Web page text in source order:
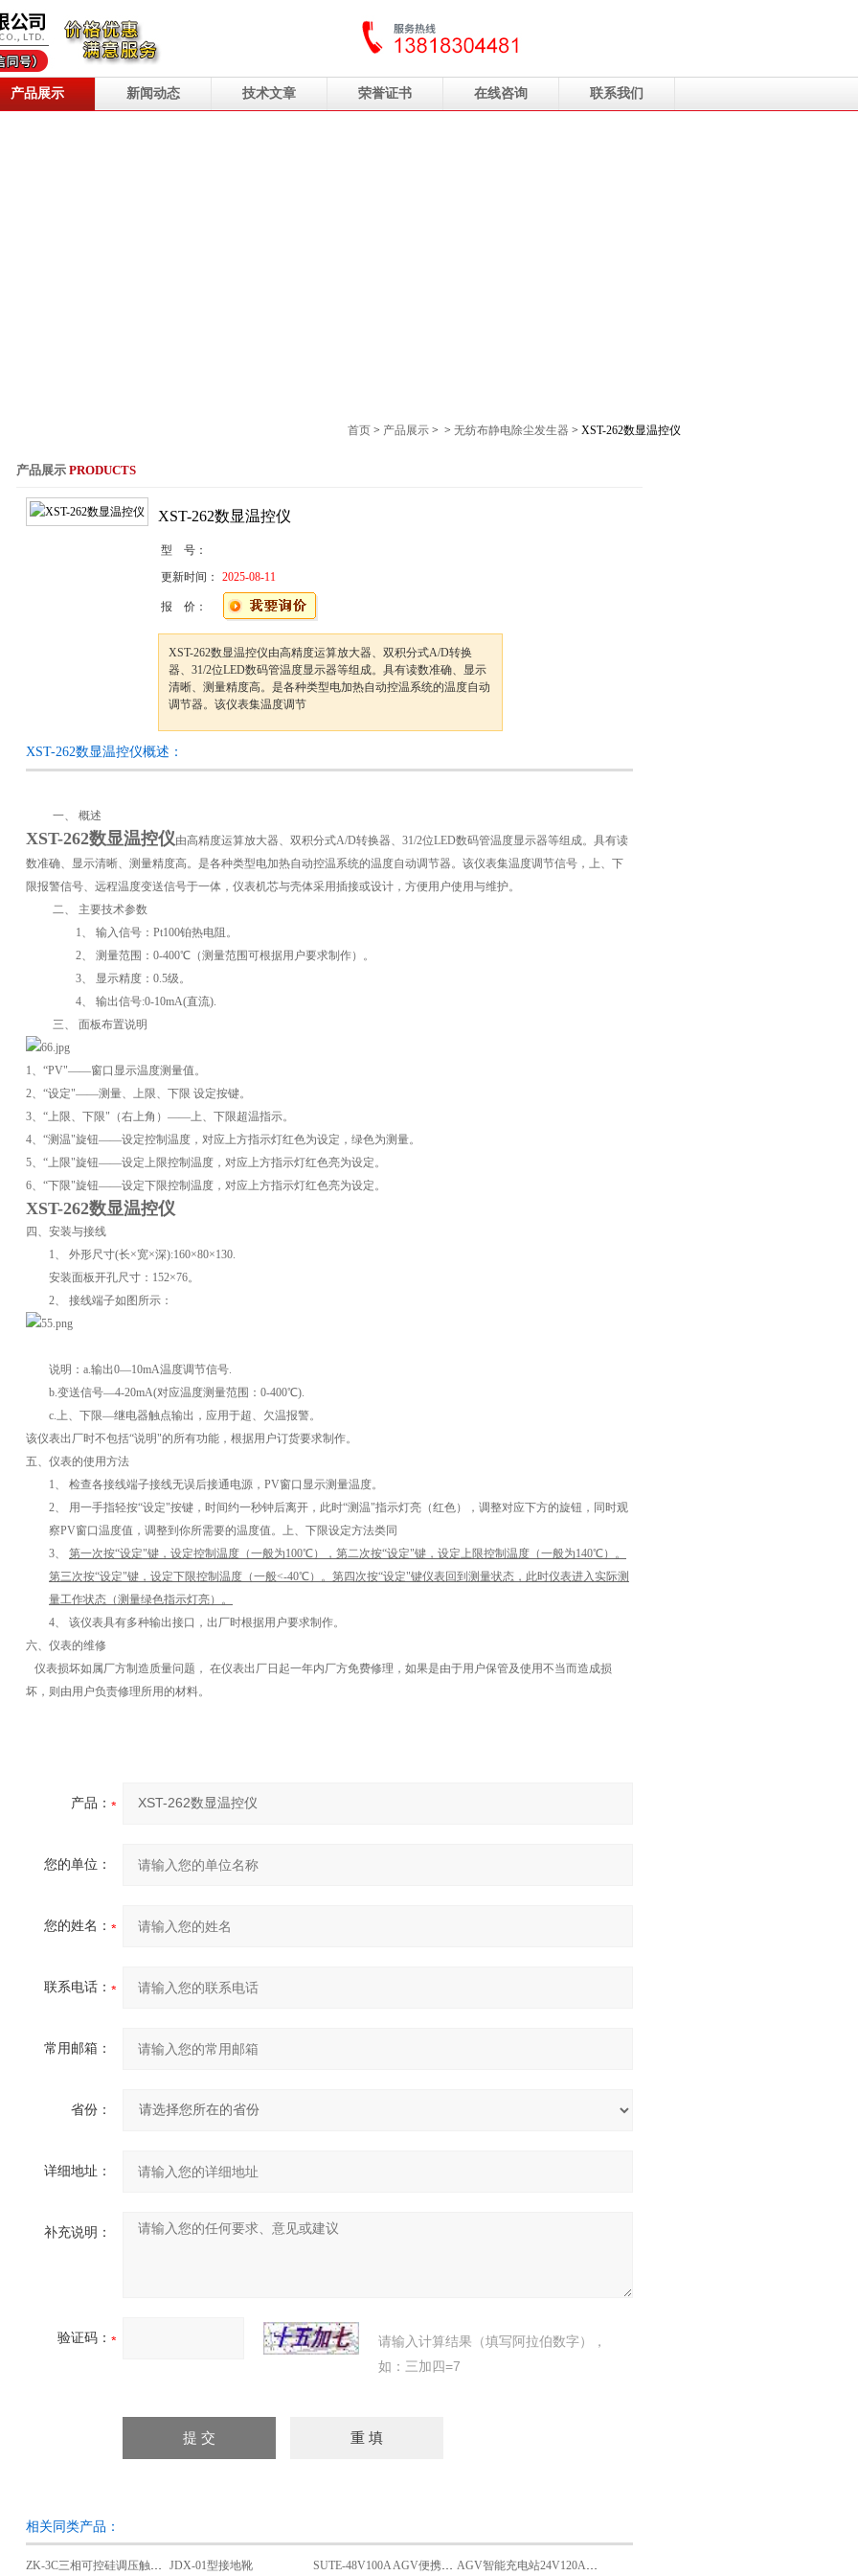
产品展示 新闻动态 技术文章 荣誉证书 在线咨询 联系我们
首页 > 产品展示 > > 无纺布静电除尘发生器 > XST-262数显温控仪
产品展示 PRODUCTS
XST-262数显温控仪
型 号：
更新时间：
2025-08-11
报 价：
XST-262数显温控仪由高精度运算放大器、双积分式A/D转换
器、31/2位LED数码管温度显示器等组成。具有读数准确、显示
清晰、测量精度高。是各种类型电加热自动控温系统的温度自动
调节器。该仪表集温度调节
XST-262数显温控仪概述：
一、 概述
XST-262数显温控仪由高精度运算放大器、双积分式A/D转换器、 31/2位LED数码管温度显示器等组成。具有读
数准确、显示清晰、测量精度高。是各种类型电加热自动控温系统的温度自动调节器。该仪表集温度调节信号，上、下
限报警信号、远程温度变送信号于一体，仪表机芯与壳体采用插接或设计，方便用户使用与维护。
二、 主要技术参数
1、 输入信号： Pt100铂热电阻。
2、 测量范围： 0-400℃ （测量范围可根据用户要求制作）。
3、 显示精度： 0.5级。
4、 输出信号:0-10mA(直流).
三、 面板布置说明
1、“PV"——窗口显示温度测量值。
2、“设定"——测量、上限、下限 设定按键。
3、“上限、下限"（右上角）——上、下限超温指示。
4、“测温"旋钮——设定控制温度，对应上方指示灯红色为设定，绿色为测量。
5、“上限"旋钮——设定上限控制温度，对应上方指示灯红色亮为设定。
6、“下限"旋钮——设定下限控制温度，对应上方指示灯红色亮为设定。
XST-262数显温控仪
四、 安装与接线
1、 外形尺寸(长×宽×深):160×80×130.
安装面板开孔尺寸： 152×76。
2、 接线端子如图所示：
说明： a.输出0—10mA温度调节信号.
b.变送信号—4-20mA(对应温度测量范围： 0-400℃).
c.上、下限—继电器触点输出，应用于超、欠温报警。
该仪表出厂时不包括“说明"的所有功能，根据用户订货要求制作。
五、 仪表的使用方法
1、 检查各接线端子接线无误后接通电源， PV窗口显示测量温度。
2、 用一手指轻按“设定"按键，时间约一秒钟后离开，此时“测温"指示灯亮（红色），调整对应下方的旋钮，同时观
察PV窗口温度值，调整到你所需要的温度值。上、下限设定方法类同
3、 第一次按“设定"键，设定控制温度（一般为100℃），第二次按“设定"键，设定上限控制温度（一般为140℃）。
第三次按“设定"键，设定下限控制温度（一般<-40℃）。第四次按“设定"键仪表回到测量状态，此时仪表进入实际测
量工作状态（测量绿色指示灯亮）。
4、 该仪表具有多种输出接口，出厂时根据用户要求制作。
六、 仪表的维修
仪表损坏如属厂方制造质量问题， 在仪表出厂日起一年内厂方免费修理，如果是由于用户保管及使用不当而造成损
坏，则由用户负责修理所用的材料。
产品：
您的单位：
您的姓名：
联系电话：
常用邮箱：
省份：
详细地址：
补充说明：
验证码：
请输入计算结果（填写阿拉伯数字），
如：三加四=7
相关同类产品：
ZK-3C三相可控硅调压触发器 JDX-01型接地靴 SUTE-48V100A AGV便携式智能充电机 AGV智能充电站24V120A锂电池自动充电装置